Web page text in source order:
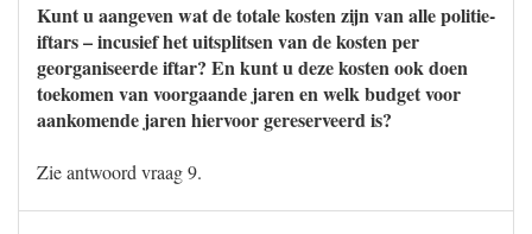
Kunt u aangeven wat de totale kosten zijn van alle politie-
iftars – incusief het uitsplitsen van de kosten per
georganiseerde iftar? En kunt u deze kosten ook doen
toekomen van voorgaande jaren en welk budget voor
aankomende jaren hiervoor gereserveerd is?
Zie antwoord vraag 9.